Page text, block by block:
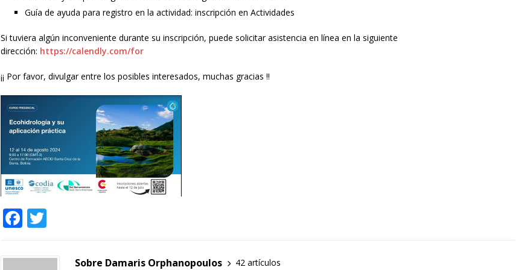
Guía de ayuda para registro en la actividad: inscripción en Actividades
Si tuviera algún inconveniente durante su inscripción, puede solicitar asistencia en línea en la siguiente
dirección: https://calendly.com/for
¡¡ Por favor, divulgar entre los posibles interesados, muchas gracias !!
F
c it Sobre Damaris Orphanopoulos 42 artículos